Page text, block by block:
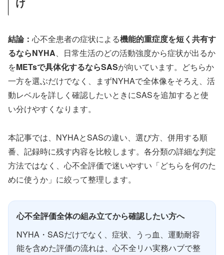
結論： 心不全患者の症状による機能的重症度を短く共有す
るならNYHA、日常生活のどの活動強度から症状が出るか
をMETsで具体化するならSASが向いています。どちらか
一方を選ぶだけでなく、まずNYHAで全体像をそろえ、活
動レベルを詳しく確認したいときにSASを追加すると使
い分けやすくなります。
本記事では、NYHAとSASの違い、選び方、併用する順
番、記録時に残す内容を比較します。各分類の詳細な判定
方法ではなく、心不全評価で迷いやすい「どちらを何のた
めに使うか」に絞って整理します。
心不全評価全体の組み立てから確認したい方へ
NYHA・SASだけでなく、症状、うっ血、運動耐容
能を含めた評価の流れは、心不全リハ実務ハブで整